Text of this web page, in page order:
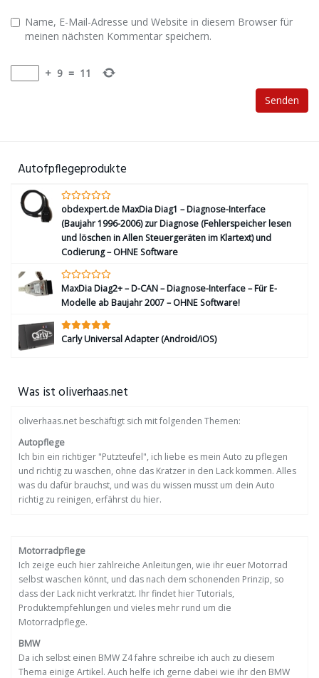
Name, E-Mail-Adresse und Website in diesem Browser für
meinen nächsten Kommentar speichern.
+ 9 = 11
Autofpflegeprodukte
obdexpert.de MaxDia Diag1 – Diagnose-Interface
(Baujahr 1996-2006) zur Diagnose (Fehlerspeicher lesen
und löschen in Allen Steuergeräten im Klartext) und
Codierung – OHNE Software
MaxDia Diag2+ – D-CAN – Diagnose-Interface – Für E-
Modelle ab Baujahr 2007 – OHNE Software!
Carly Universal Adapter (Android/iOS)
Was ist oliverhaas.net
oliverhaas.net beschäftigt sich mit folgenden Themen:
Autopflege
Ich bin ein richtiger "Putzteufel", ich liebe es mein Auto zu pflegen
und richtig zu waschen, ohne das Kratzer in den Lack kommen. Alles
was du dafür brauchst, und was du wissen musst um dein Auto
richtig zu reinigen, erfährst du hier.
Motorradpflege
Ich zeige euch hier zahlreiche Anleitungen, wie ihr euer Motorrad
selbst waschen könnt, und das nach dem schonenden Prinzip, so
dass der Lack nicht verkratzt. Ihr findet hier Tutorials,
Produktempfehlungen und vieles mehr rund um die
Motorradpflege.
BMW
Da ich selbst einen BMW Z4 fahre schreibe ich auch zu diesem
Thema einige Artikel. Auch helfe ich gerne dabei wie ihr den BMW